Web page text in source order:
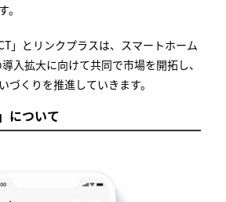
」とリンクプラスは、スマートホーム
入拡大に向けて共同で市場を開拓し、
づくりを推進していきます。
について